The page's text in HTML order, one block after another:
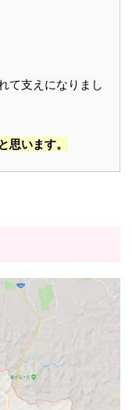
て支えになりまし
思います。